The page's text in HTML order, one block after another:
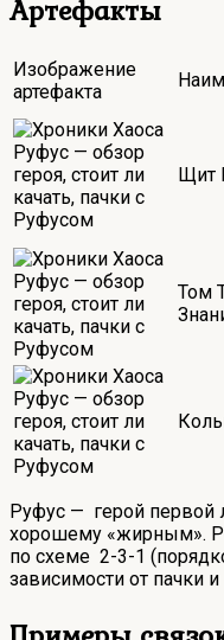
Артефакты
Изображение
артефакта
Щит
Том
Руфус — герой первой
хорошему «жирным».
по схеме 2-3-1
зависимости от пачки